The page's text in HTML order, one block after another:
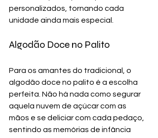
personalizados, tornando cada
unidade ainda mais especial.
Algodão Doce no Palito
Para os amantes do tradicional, o
algodão doce no palito é a escolha
perfeita. Não há nada como segurar
aquela nuvem de açúcar com as
mãos e se deliciar com cada pedaço,
sentindo as memórias de infância